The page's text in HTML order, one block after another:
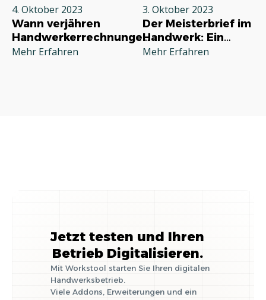
4. Oktober 2023
Wann verjähren
Handwerkerrechnungen?
Ein Leitfaden für
Mehr Erfahren
3. Oktober 2023
Der Meisterbrief im
Handwerk: Ein
Symbol für
Mehr Erfahren
Jetzt testen und Ihren
Betrieb Digitalisieren.
Mit Workstool starten Sie Ihren digitalen
Handwerksbetrieb.
Viele Addons, Erweiterungen und ein